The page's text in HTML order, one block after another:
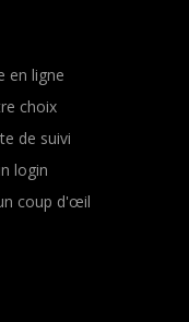
en ligne
choix
de suivi
login
coup d'œil